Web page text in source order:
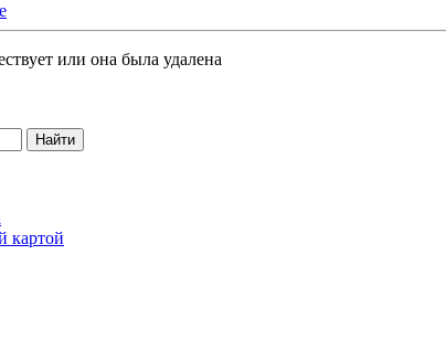
или она была удалена
Найти
картой